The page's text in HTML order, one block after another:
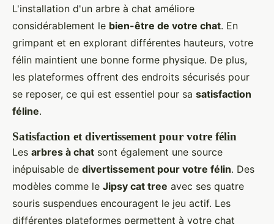
L'installation d'un arbre à chat améliore
considérablement le bien-être de votre chat. En
grimpant et en explorant différentes hauteurs, votre
félin maintient une bonne forme physique. De plus,
les plateformes offrent des endroits sécurisés pour
se reposer, ce qui est essentiel pour sa satisfaction
féline.
Satisfaction et divertissement pour votre félin
Les arbres à chat sont également une source
inépuisable de divertissement pour votre félin. Des
modèles comme le Jipsy cat tree avec ses quatre
souris suspendues encouragent le jeu actif. Les
différentes plateformes permettent à votre chat